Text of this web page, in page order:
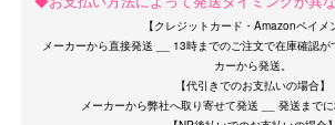
【クレジットカード・Amazonペイメ
メーカーから直接発送 __ 13時までのご注文で在庫確認が
カーから発送。
【代引きでのお支払いの場合】
メーカーから弊社へ取り寄せて発送 __ 発送までに